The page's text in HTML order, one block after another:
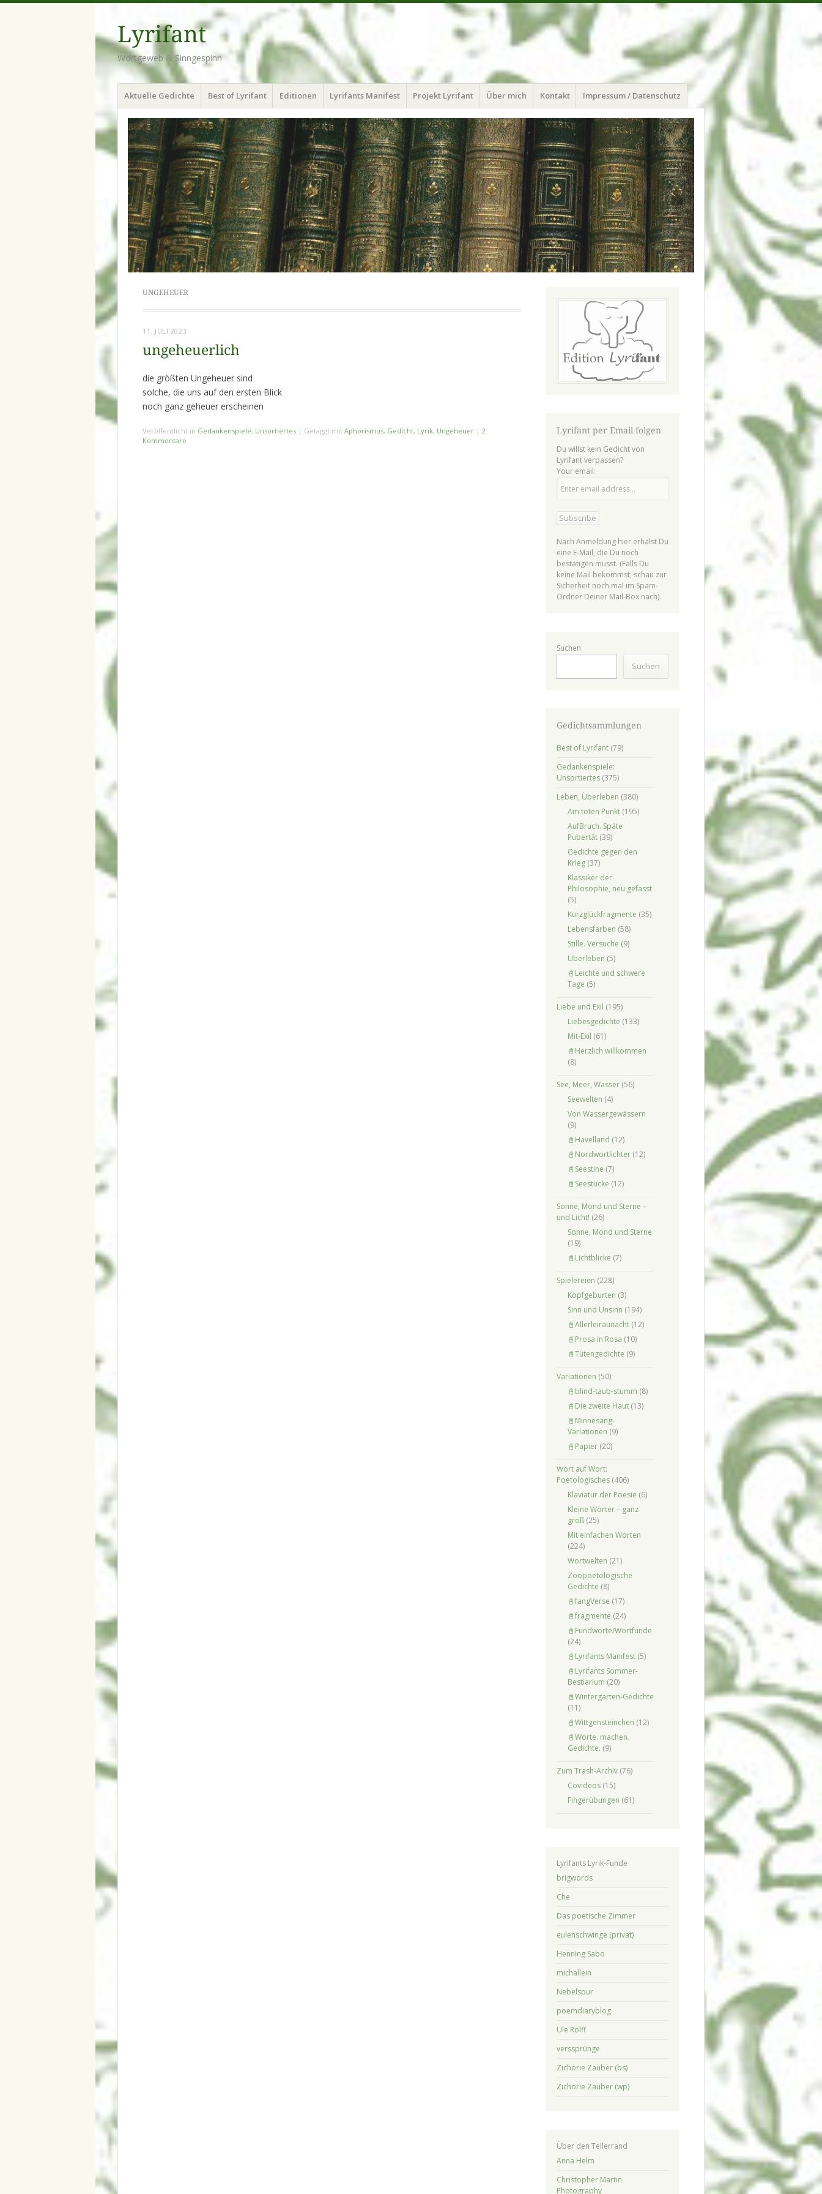
Lyrifant
Wortgeweb & Sinngespinn
Menü
Zum
Inhalt
springen
Aktuelle Gedichte Best of Lyrifant Editionen Lyrifants Manifest Projekt Lyrifant Über mich Kontakt Impressum / Datenschutz
UNGEHEUER
11. JULI 2023
ungeheuerlich
die größten Ungeheuer sind
solche, die uns auf den ersten Blick
noch ganz geheuer erscheinen
Veröffentlicht in Gedankenspiele: Unsortiertes | Getaggt mit Aphorismus, Gedicht, Lyrik, Ungeheuer | 2
Kommentare
Lyrifant per Email folgen
Du willst kein Gedicht von
Lyrifant verpassen?
Your email:
Nach Anmeldung hier erhälst Du
eine E-Mail, die Du noch
bestätigen musst. (Falls Du
keine Mail bekommst, schau zur
Sicherheit noch mal im Spam-
Ordner Deiner Mail-Box nach).
Suchen
Suchen
Gedichtsammlungen
Best of Lyrifant(79)
Gedankenspiele:
Unsortiertes(375)
Leben, Überleben (380)
Am toten Punkt(195)
AufBruch. Späte
Pubertät(39)
Gedichte gegen den
Krieg(37)
Klassiker der
Philosophie, neu gefasst
(5)
Kurzglückfragmente (35)
Lebensfarben (58)
Stille. Versuche (9)
Überleben (5)
📓Leichte und schwere
Tage (5)
Liebe und Exil (195)
Liebesgedichte (133)
Mit-Exil (61)
📓Herzlich willkommen
(8)
See, Meer, Wasser(56)
Seewelten (4)
Von Wassergewässern
(9)
📓Havelland (12)
📓Nordwortlichter(12)
📓Seestine (7)
📓Seestücke (12)
Sonne, Mond und Sterne –
und Licht! (26)
Sonne, Mond und Sterne
(19)
📓Lichtblicke (7)
Spielereien (228)
Kopfgeburten (3)
Sinn und Unsinn (194)
📓Allerleiraunacht(12)
📓Prosa in Rosa (10)
📓Tütengedichte (9)
Variationen (50)
📓blind-taub-stumm (8)
📓Die zweite Haut(13)
📓Minnesang-
Variationen (9)
📓Papier(20)
Wort auf Wort:
Poetologisches(406)
Klaviatur der Poesie (6)
Kleine Wörter – ganz
groß(25)
Mit einfachen Worten
(224)
Wortwelten (21)
Zoopoetologische
Gedichte (8)
📓fangVerse (17)
📓fragmente (24)
📓Fundworte/Wortfunde
(24)
📓Lyrifants Manifest(5)
📓Lyrifants Sommer-
Bestiarium (20)
📓Wintergarten-Gedichte
(11)
📓Wittgensteinchen (12)
📓Worte. machen.
Gedichte. (9)
Zum Trash-Archiv(76)
Covideos(15)
Fingerübungen (61)
Lyrifants Lyrik-Funde
brigwords
Che
Das poetische Zimmer
eulenschwinge (privat)
Henning Sabo
michallein
Nebelspur
poemdiaryblog
Ule Rolff
verssprünge
Zichorie Zauber (bs)
Zichorie Zauber (wp)
Über den Tellerrand
Anna Helm
Christopher Martin
Photography